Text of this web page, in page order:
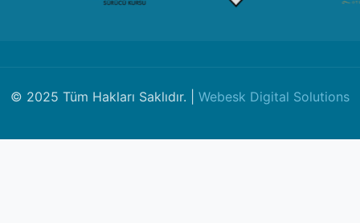
© 2025 Tüm Hakları Saklıdır. | Webesk Digital Solutions